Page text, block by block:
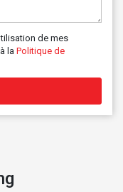
de mes
la Politique de